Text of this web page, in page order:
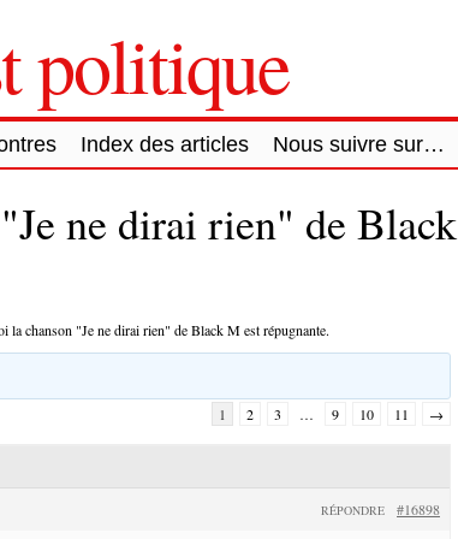
politique
Index des articles Nous suivre sur…
ne dirai rien" de Black
la chanson "Je ne dirai rien" de Black M est répugnante.
1 2 3 … 9 10 11 →
#16898
RÉPONDRE